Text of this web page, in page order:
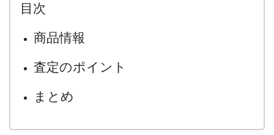
目次
商品情報
査定のポイント
まとめ